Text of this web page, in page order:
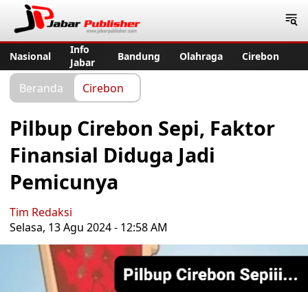
Nasional
Info
Jabar
Bandung Olahraga Cirebon
Beranda Cirebon
Pilbup Cirebon Sepi, Faktor
Finansial Diduga Jadi
Pemicunya
Tim Redaksi
Selasa, 13 Agu 2024 - 12:58 AM